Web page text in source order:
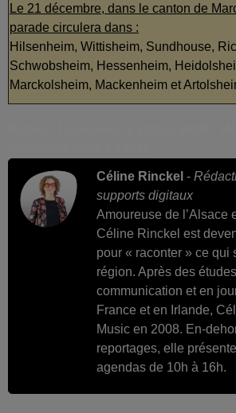
Le 21 décembre, dans le canton de
parade circulera dans :
Hilsenheim, Wittisheim, Sundhouse,
Schwobsheim, Hessenheim,
Marckolsheim, Mackenheim et
Céline Rinckel -
supports digitaux
Amoureuse de l’Alsace
Céline Rinckel est
pour « raconter » ce qui
région. Après des
communication et en
France et en Irlande,
Music en 2008. En-
reportages, elle
agendas de 10h à 16h.